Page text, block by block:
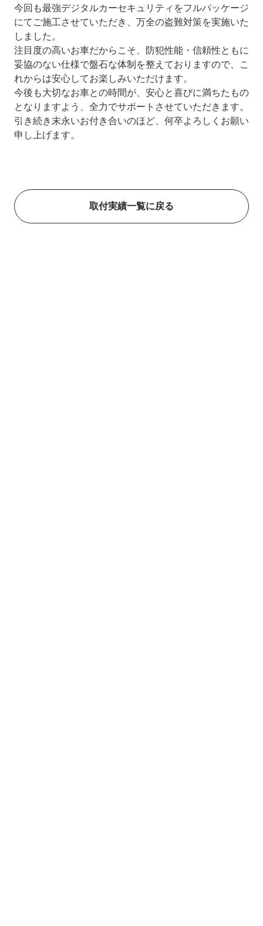
今回も最強デジタルカーセキュリティをフルパッケージ
にてご施工させていただき、万全の盗難対策を実施いた
しました。
注目度の高いお車だからこそ、防犯性能・信頼性ともに
妥協のない仕様で盤石な体制を整えておりますので、こ
れからは安心してお楽しみいただけます。
今後も大切なお車との時間が、安心と喜びに満ちたもの
となりますよう、全力でサポートさせていただきます。
引き続き末永いお付き合いのほど、何卒よろしくお願い
申し上げます。
取付実績一覧に戻る